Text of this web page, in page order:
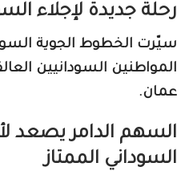
رحلة جديدة لإجلاء
سيّرت الخطوط الجوية
المواطنين السودانيين
عمان.
السهم الدامر يصعد
السوداني الممتاز